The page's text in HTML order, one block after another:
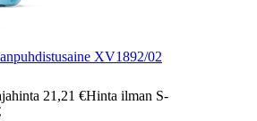
XV1892/02
21,21 €Hinta ilman S-